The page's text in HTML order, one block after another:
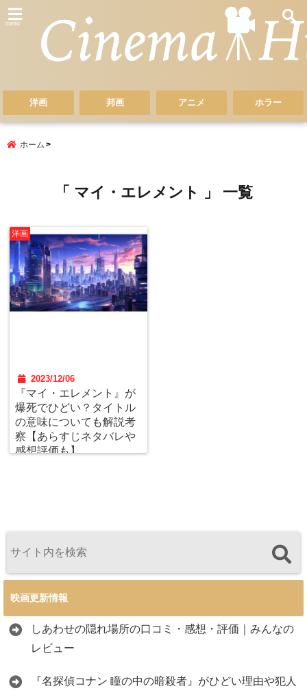
menu
洋画 邦画 アニメ ホラー
ホーム
「 マイ・エレメント 」 一覧
洋画
2023/12/06
『マイ・エレメント』が
爆死でひどい？タイトル
の意味についても解説考
察【あらすじネタバレや
感想評価も】
映画更新情報
しあわせの隠れ場所の口コミ・感想・評価｜みんなの
レビュー
『名探偵コナン 瞳の中の暗殺者』がひどい理由や犯人